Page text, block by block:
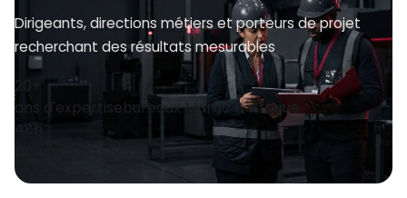
Dirigeants, directions métiers et porteurs de projet
recherchant des résultats mesurables
20+
ans d'expertise
4
bureaux Maroc & Afrique
48h